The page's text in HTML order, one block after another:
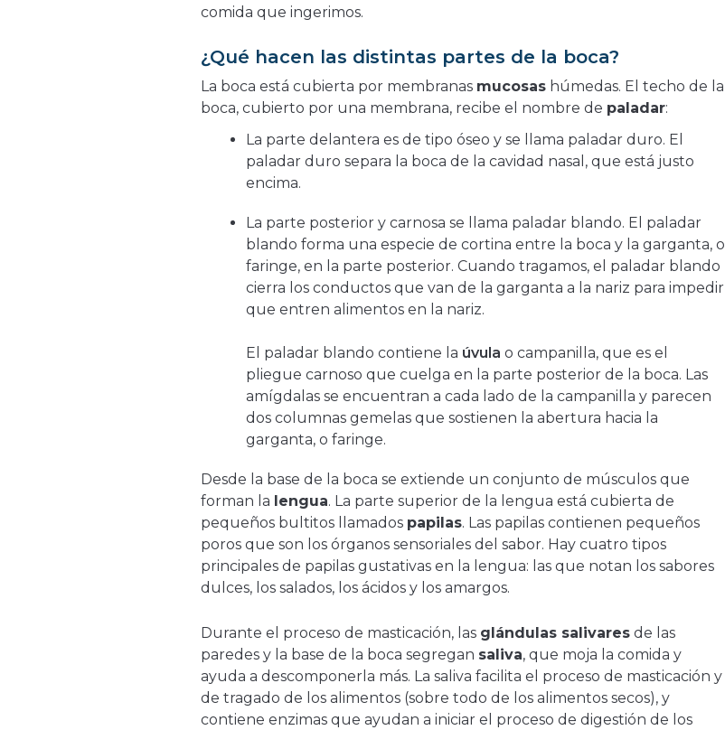
comida que ingerimos.
¿Qué hacen las distintas partes de la boca?
La boca está cubierta por membranas mucosas húmedas. El techo de la
boca, cubierto por una membrana, recibe el nombre de paladar:
La parte delantera es de tipo óseo y se llama paladar duro. El
paladar duro separa la boca de la cavidad nasal, que está justo
encima.
La parte posterior y carnosa se llama paladar blando. El paladar
blando forma una especie de cortina entre la boca y la garganta, o
faringe, en la parte posterior. Cuando tragamos, el paladar blando
cierra los conductos que van de la garganta a la nariz para impedir
que entren alimentos en la nariz.
El paladar blando contiene la úvula o campanilla, que es el
pliegue carnoso que cuelga en la parte posterior de la boca. Las
amígdalas se encuentran a cada lado de la campanilla y parecen
dos columnas gemelas que sostienen la abertura hacia la
garganta, o faringe.
Desde la base de la boca se extiende un conjunto de músculos que
forman la lengua. La parte superior de la lengua está cubierta de
pequeños bultitos llamados papilas. Las papilas contienen pequeños
poros que son los órganos sensoriales del sabor. Hay cuatro tipos
principales de papilas gustativas en la lengua: las que notan los sabores
dulces, los salados, los ácidos y los amargos.
Durante el proceso de masticación, las glándulas salivares de las
paredes y la base de la boca segregan saliva, que moja la comida y
ayuda a descomponerla más. La saliva facilita el proceso de masticación y
de tragado de los alimentos (sobre todo de los alimentos secos), y
contiene enzimas que ayudan a iniciar el proceso de digestión de los